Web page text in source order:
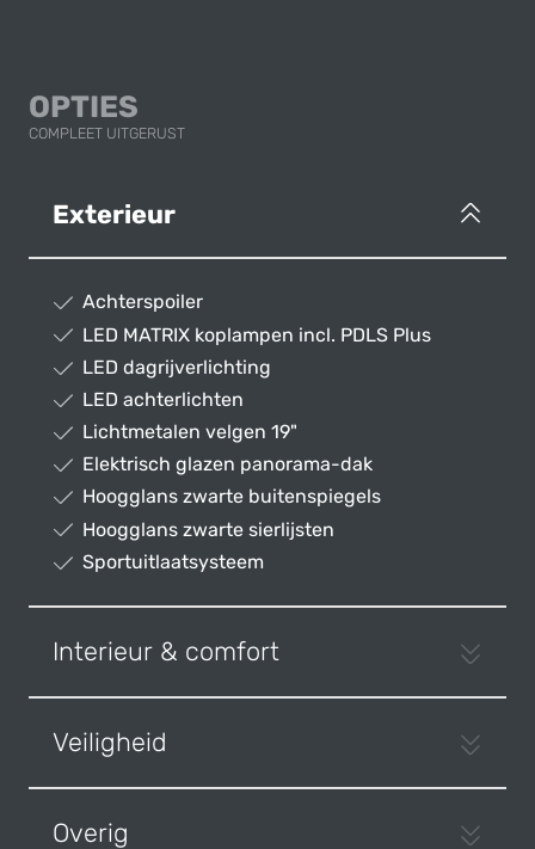
OPTIES
COMPLEET UITGERUST
Exterieur
Achterspoiler
LED MATRIX koplampen incl. PDLS Plus
LED dagrijverlichting
LED achterlichten
Lichtmetalen velgen 19"
Elektrisch glazen panorama-dak
Hoogglans zwarte buitenspiegels
Hoogglans zwarte sierlijsten
Sportuitlaatsysteem
Interieur & comfort
Veiligheid
Overig